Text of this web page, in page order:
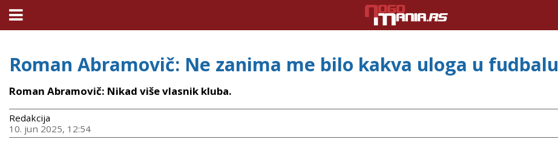
Roman Abramovič: Ne zanima me bilo kakva uloga u fudbalu
Roman Abramovič: Nikad više vlasnik kluba.
Redakcija
10. jun 2025, 12:54